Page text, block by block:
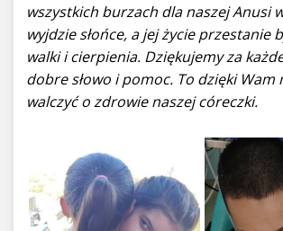
wszystkich burzach dla naszej Anusi
wyjdzie słońce, a jej życie przestanie
walki i cierpienia. Dziękujemy za
dobre słowo i pomoc. To dzięki Wam
walczyć o zdrowie naszej córeczki.